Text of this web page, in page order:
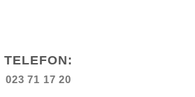
TELEFON:
023 71 17 20